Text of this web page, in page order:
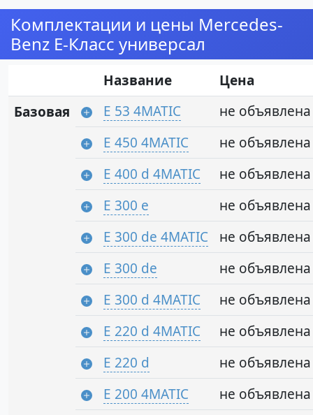
Комплектации и цены Mercedes-
Benz E-Класс универсал
Название
Цена
Базовая
E 53 4MATIC
не объявлена
E 450 4MATIC
не объявлена
E 400 d 4MATIC
не объявлена
E 300 e
не объявлена
E 300 de 4MATIC
не объявлена
E 300 de
не объявлена
E 300 d 4MATIC
не объявлена
E 220 d 4MATIC
не объявлена
E 220 d
не объявлена
E 200 4MATIC
не объявлена